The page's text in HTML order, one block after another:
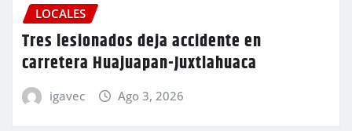
LOCALES
Tres lesionados deja accidente en
carretera Huajuapan-Juxtlahuaca
igavec Ago 3, 2026